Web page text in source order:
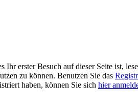
erster Besuch auf dieser Seite ist,
zu können. Benutzen Sie das
haben, können Sie sich hier